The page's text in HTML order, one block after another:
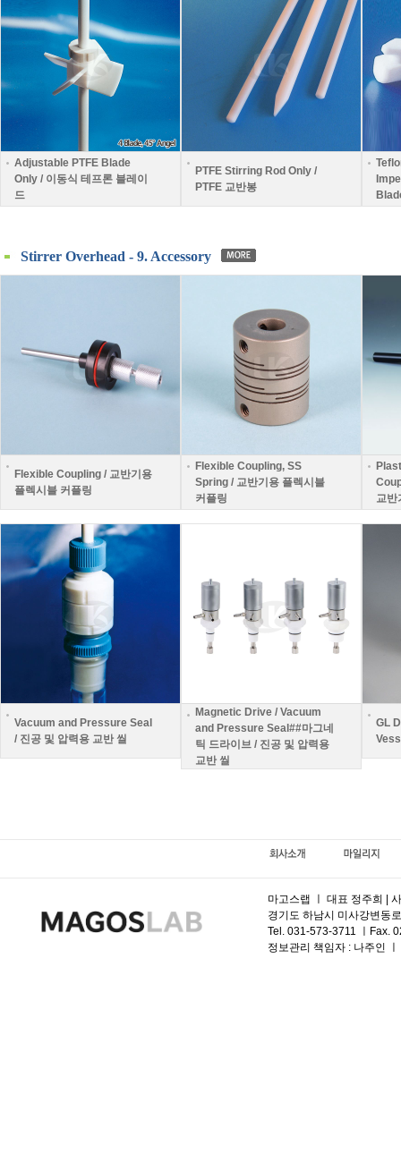
Adjustable PTFE Blade
Only / 이동식 테프론 블레이
드
PTFE Stirring Rod Only /
PTFE 교반봉
Stirrer Overhead - 9. Accessory
Flexible Coupling / 교반기용
플렉시블 커플링
Flexible Coupling, SS
Spring / 교반기용 플렉시블
커플링
교반
Vacuum and Pressure Seal
/ 진공 및 압력용 교반 씰
Magnetic Drive / Vacuum
and Pressure Seal##마그네
틱 드라이브 / 진공 및 압력용
교반 씰
GL
마고스랩 ㅣ 대표 정주희 |
경기도 하남시 미사강변동
Tel. 031-573-3711 ㅣFax.
정보관리 책임자 : 나주인 ㅣ